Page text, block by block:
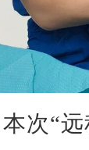
本次“